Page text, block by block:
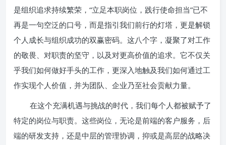
是组织追求持续繁荣，“立足本职岗位，践行使命担当”已不
再是一句空泛的口号，而是指引我们前行的灯塔，更是解锁
个人成长与组织成功的双赢密码。这八个字，凝聚了对工作
的敬畏、对职责的坚守，以及对更高价值的追求。它不仅关
乎我们如何做好手头的工作，更深入地触及我们如何通过工
作实现个人价值，并为团队、企业乃至社会贡献力量。
在这个充满机遇与挑战的时代，我们每个人都被赋予了
特定的岗位与职责。这些岗位，无论是前端的客户服务，后
端的研发支持，还是中层的管理协调，抑或是高层的战略决